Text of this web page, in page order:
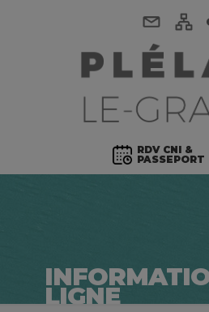
RDV CNI &
PASSEPORT
LIGNE